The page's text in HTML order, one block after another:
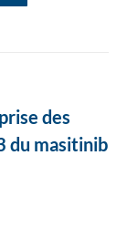
des
du masitinib